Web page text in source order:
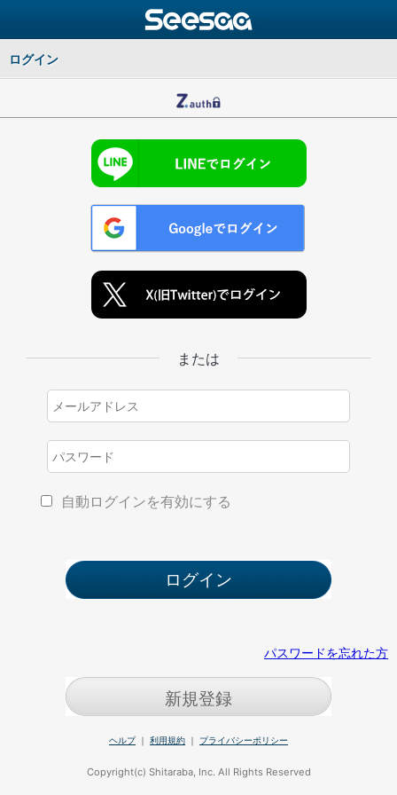
ログイン
または
自動ログインを有効にする
パスワードを忘れた方
新規登録
ヘルプ｜ 利用規約 ｜ プライバシーポリシー
Copyright(c) Shitaraba, Inc. All Rights Reserved